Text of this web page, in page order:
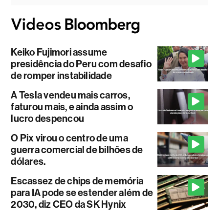
Keiko Fujimori assume
presidência do Peru com desafio
de romper instabilidade
A Tesla vendeu mais carros,
faturou mais, e ainda assim o
lucro despencou
O Pix virou o centro de uma
guerra comercial de bilhões de
dólares.
Escassez de chips de memória
para IA pode se estender além de
2030, diz CEO da SK Hynix